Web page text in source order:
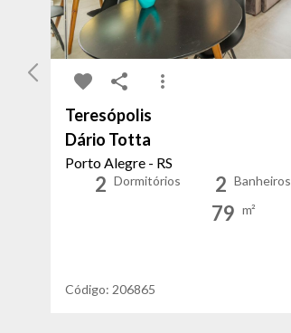
Teresópolis
Dário Totta
Porto Alegre - RS
2 Dormitórios 2 Banheiros
79 m²
Código: 206865